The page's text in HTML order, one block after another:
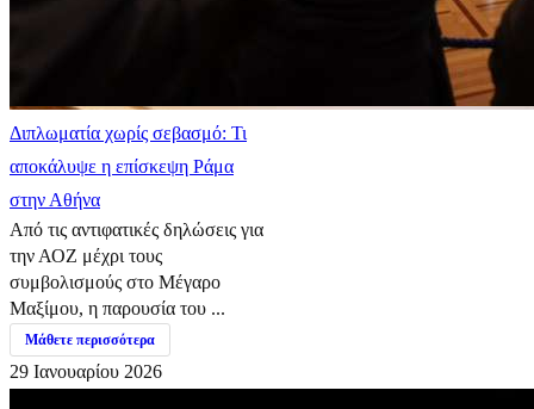
Διπλωματία χωρίς σεβασμό: Τι
αποκάλυψε η επίσκεψη Ράμα
στην Αθήνα
Από τις αντιφατικές δηλώσεις για
την ΑΟΖ μέχρι τους
συμβολισμούς στο Μέγαρο
Μαξίμου, η παρουσία του ...
Μάθετε περισσότερα
29 Ιανουαρίου 2026